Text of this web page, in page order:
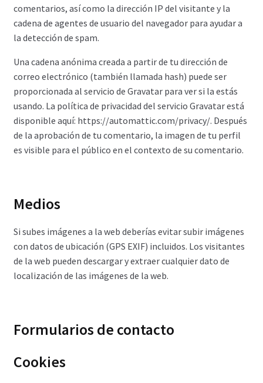
comentarios, así como la dirección IP del visitante y la
cadena de agentes de usuario del navegador para ayudar a
la detección de spam.
Una cadena anónima creada a partir de tu dirección de
correo electrónico (también llamada hash) puede ser
proporcionada al servicio de Gravatar para ver si la estás
usando. La política de privacidad del servicio Gravatar está
disponible aquí: https://automattic.com/privacy/. Después
de la aprobación de tu comentario, la imagen de tu perfil
es visible para el público en el contexto de su comentario.
Medios
Si subes imágenes a la web deberías evitar subir imágenes
con datos de ubicación (GPS EXIF) incluidos. Los visitantes
de la web pueden descargar y extraer cualquier dato de
localización de las imágenes de la web.
Formularios de contacto
Cookies